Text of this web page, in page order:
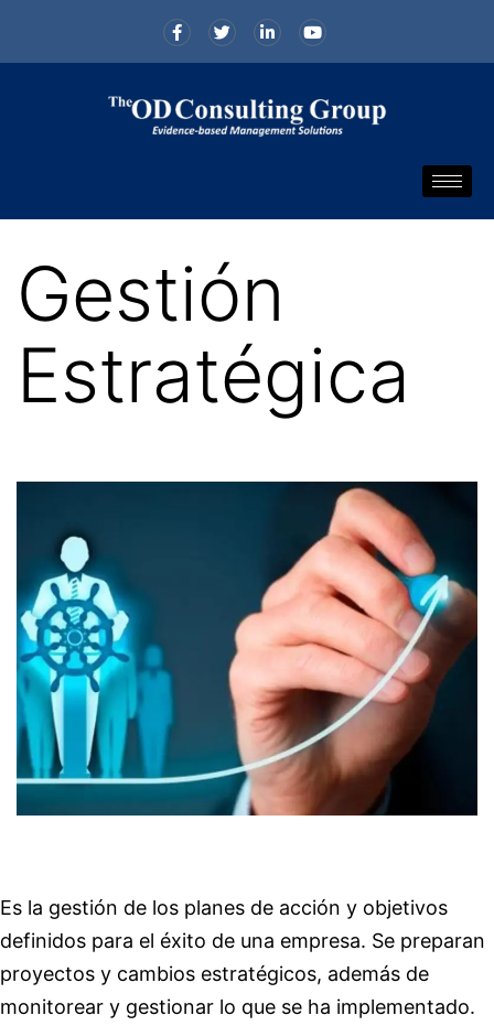
Gestión
Estratégica
Es la gestión de los planes de acción y objetivos
definidos para el éxito de una empresa. Se preparan
proyectos y cambios estratégicos, además de
monitorear y gestionar lo que se ha implementado.